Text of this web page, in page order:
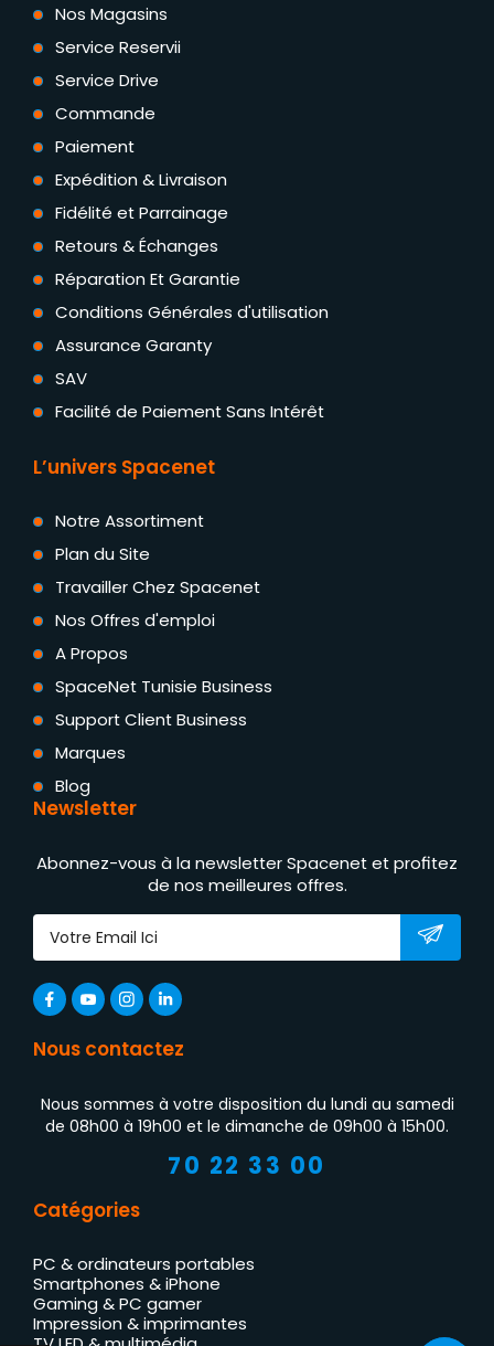
Nos Magasins
Service Reservii
Service Drive
Commande
Paiement
Expédition & Livraison
Fidélité et Parrainage
Retours & Échanges
Réparation Et Garantie
Conditions Générales d'utilisation
Assurance Garanty
SAV
Facilité de Paiement Sans Intérêt
L’univers Spacenet
Notre Assortiment
Plan du Site
Travailler Chez Spacenet
Nos Offres d'emploi
A Propos
SpaceNet Tunisie Business
Support Client Business
Marques
Blog
Newsletter
Abonnez-vous à la newsletter Spacenet et profitez
de nos meilleures offres.
Nous contactez
Nous sommes à votre disposition du lundi au samedi
de 08h00 à 19h00 et le dimanche de 09h00 à 15h00.
70 22 33 00
Catégories
PC & ordinateurs portables
Smartphones & iPhone
Gaming & PC gamer
Impression & imprimantes